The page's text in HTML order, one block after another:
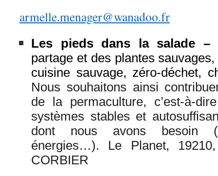
armelle.menager@wanadoo.fr
Les pieds dans la salade –
partage et des plantes
cuisine sauvage, zéro-déchet,
Nous souhaitons ainsi
de la permaculture, c’est-à-
systèmes stables et
dont nous avons besoin
énergies…). Le Planet, 19210,
CORBIER